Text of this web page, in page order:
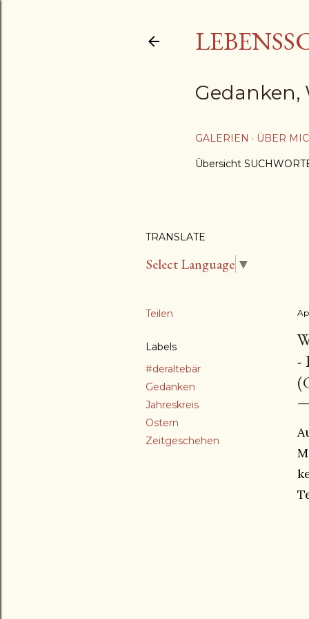
Gedanken,
GALERIEN ÜBER
Übersicht
TRANSLATE
Select Language ▼
Teilen
Labels
#deraltebär
Gedanken
Jahreskreis
Ostern
Zeitgeschehen
-